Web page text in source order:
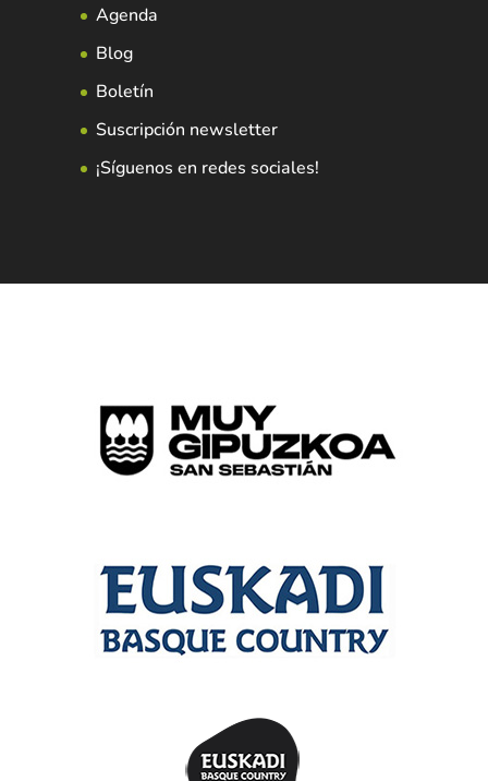
Agenda
Blog
Boletín
Suscripción newsletter
¡Síguenos en redes sociales!